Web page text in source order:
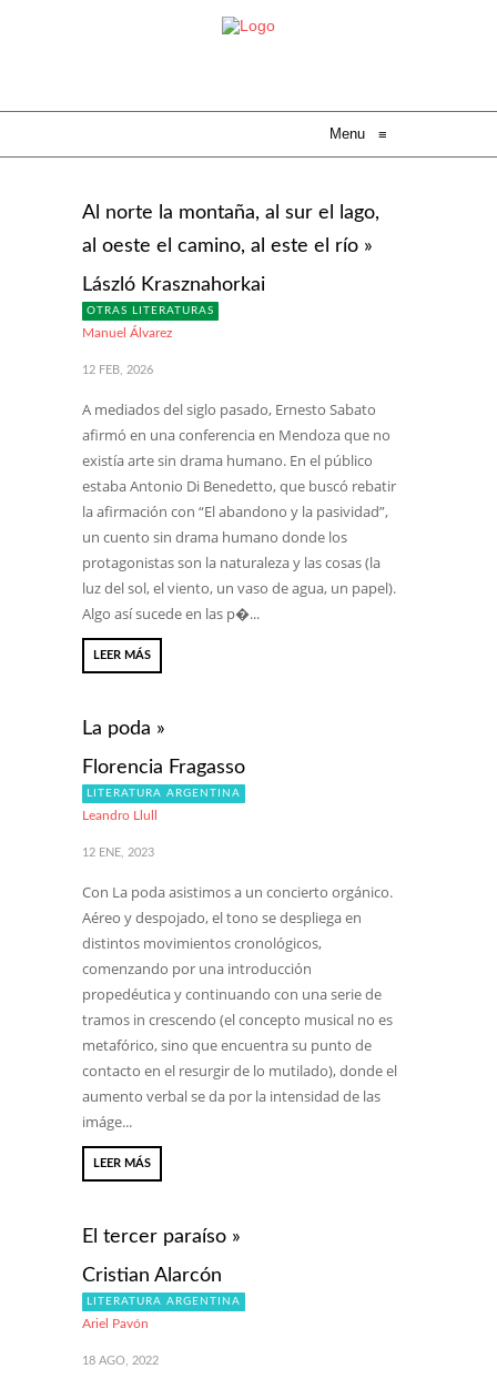
Menu ≡
Al norte la montaña, al sur el lago,
al oeste el camino, al este el río »
László Krasznahorkai
OTRAS LITERATURAS
Manuel Álvarez
12 FEB, 2026
A mediados del siglo pasado, Ernesto Sabato
afirmó en una conferencia en Mendoza que no
existía arte sin drama humano. En el público
estaba Antonio Di Benedetto, que buscó rebatir
la afirmación con “El abandono y la pasividad”,
un cuento sin drama humano donde los
protagonistas son la naturaleza y las cosas (la
luz del sol, el viento, un vaso de agua, un papel).
Algo así sucede en las p�...
LEER MÁS
La poda »
Florencia Fragasso
LITERATURA ARGENTINA
Leandro Llull
12 ENE, 2023
Con La poda asistimos a un concierto orgánico.
Aéreo y despojado, el tono se despliega en
distintos movimientos cronológicos,
comenzando por una introducción
propedéutica y continuando con una serie de
tramos in crescendo (el concepto musical no es
metafórico, sino que encuentra su punto de
contacto en el resurgir de lo mutilado), donde el
aumento verbal se da por la intensidad de las
imáge...
LEER MÁS
El tercer paraíso »
Cristian Alarcón
LITERATURA ARGENTINA
Ariel Pavón
18 AGO, 2022